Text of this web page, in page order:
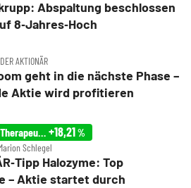
Abspaltung beschlossen
8‑Jahres‑Hoch
AKTIONÄR
geht in die nächste Phase –
Aktie wird profitieren
Halozyme Therapeutics, Inc. +18,21%
Schlegel
Halozyme: Top
– Aktie startet durch